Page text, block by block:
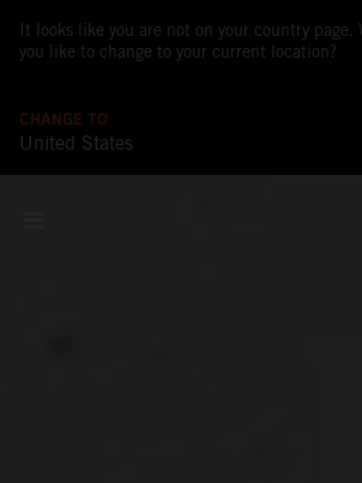
It looks like you are not on your country page.
you like to change to your current location?
CHANGE TO
United States